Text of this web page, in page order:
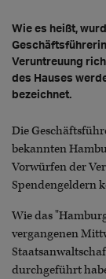
Wie es heißt,
Veruntreuung
des Hauses
bezeichnet.
Die
bekannten
Vorwürfen der
Spendengeldern
Wie das
vergangenen
durchgeführt